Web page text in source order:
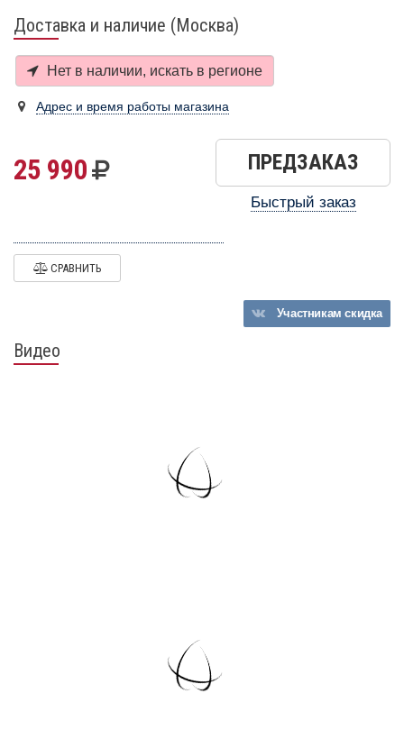
Доставка и наличие (Москва)
Нет в наличии, искать в регионе
Адрес и время работы магазина
25 990 ПРЕДЗАКАЗ
Быстрый заказ
СРАВНИТЬ
Участникамскидка
Видео